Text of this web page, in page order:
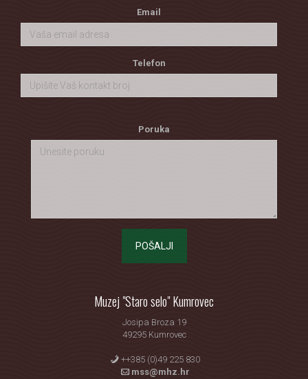
Email
Telefon
Poruka
POŠALJI
Muzej "Staro selo" Kumrovec
Josipa Broza 19
49295 Kumrovec
++385 (0)49 225 830
mss@mhz.hr